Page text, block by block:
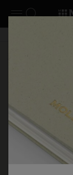
切換導航
搜尋網站
購物滿
單